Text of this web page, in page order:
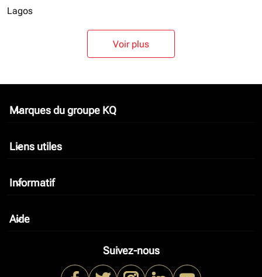
Lagos
Voir plus
Marques du groupe KQ
keyboard_arrow_down
Liens utiles
keyboard_arrow_down
Informatif
keyboard_arrow_down
Aide
keyboard_arrow_down
Suivez-nous